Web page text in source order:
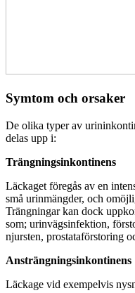
Symtom och orsaker
De olika typer av
delas upp i:
Trängningsinkontinens
Läckaget föregås av en
små urinmängder, och
Trängningar kan dock
som; urinvägsinfektion,
njursten, prostataförstoring
Ansträngningsinkontinens
Läckage vid exempelvis